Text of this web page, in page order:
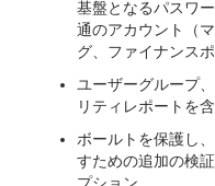
基盤となるパスワ
通のアカウント（
グ、ファイナンス
ユーザーグループ
リティレポートを
ボールトを保護し
すための追加の検